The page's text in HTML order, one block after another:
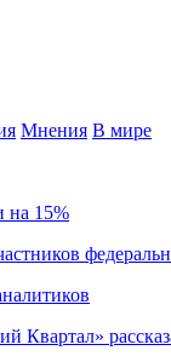
Мнения В мире
на 15%
Квартал»